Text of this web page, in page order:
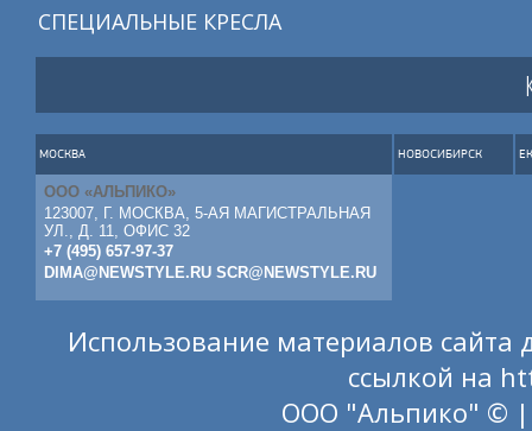
СПЕЦИАЛЬНЫЕ КРЕСЛА
МОСКВА
ООО «АЛЬПИКО»
123007, Г. МОСКВА, 5-АЯ МАГИСТРАЛЬНАЯ
УЛ., Д. 11, ОФИС 32
+7 (495) 657-97-37
DIMA@NEWSTYLE.RU SCR@NEWSTYLE.RU
НОВОСИБИРСК
Использование материалов сайта
ссылкой на
ООО "Альпико" © |